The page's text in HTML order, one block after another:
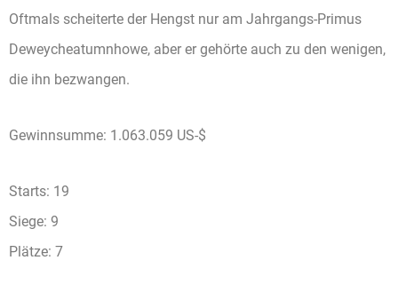
Oftmals scheiterte der Hengst nur am Jahrgangs-Primus
Deweycheatumnhowe, aber er gehörte auch zu den wenigen,
die ihn bezwangen.
Gewinnsumme: 1.063.059 US-$
Starts: 19
Siege: 9
Plätze: 7